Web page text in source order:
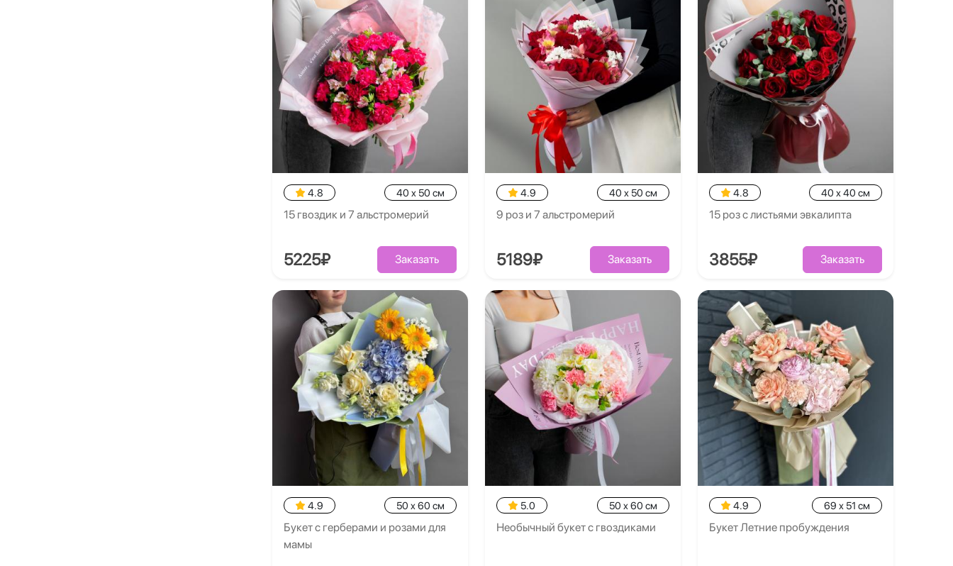
4.8 40 x 50 см
15 гвоздик и 7 альстромерий
5225₽ Заказать
4.9 40 x 50 см
9 роз и 7 альстромерий
5189₽ Заказать
4.8 40 x 40 см
15 роз с листьями эвкалипта
3855₽ Заказать
4.9 50 x 60 см
Букет с герберами и розами для
мамы
5.0 50 x 60 см
Необычный букет с гвоздиками
4.9 69 x 51 см
Букет Летние пробуждения